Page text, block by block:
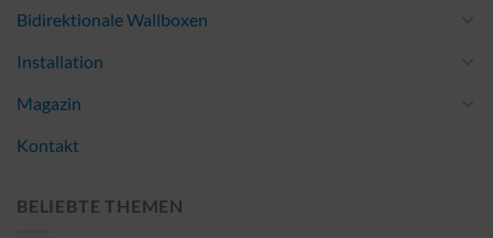
Bidirektionale Wallboxen
Installation
Magazin
Kontakt
BELIEBTE THEMEN